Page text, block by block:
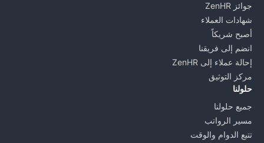
جوائز ZenHR
شهادات العملاء
أصبح شريكاً
انضم إلى فريقنا
إحالة عملاء إلى ZenHR
مركز التوثيق
حلولنا
جميع حلولنا
مسير الرواتب
تتبع الدوام والوقت